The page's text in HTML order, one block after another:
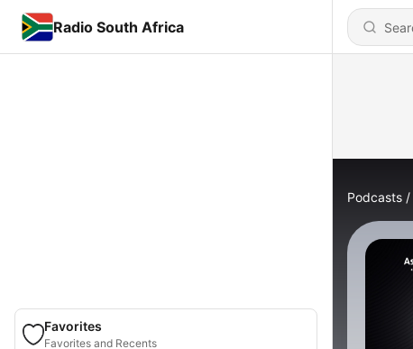
Radio South Africa
Favorites
Favorites and Recents
Podcasts